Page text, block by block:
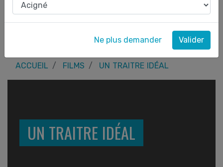
ACCUEIL FILMS UN TRAITRE IDÉAL
UN TRAITRE IDÉAL
Ne plus demander Valider